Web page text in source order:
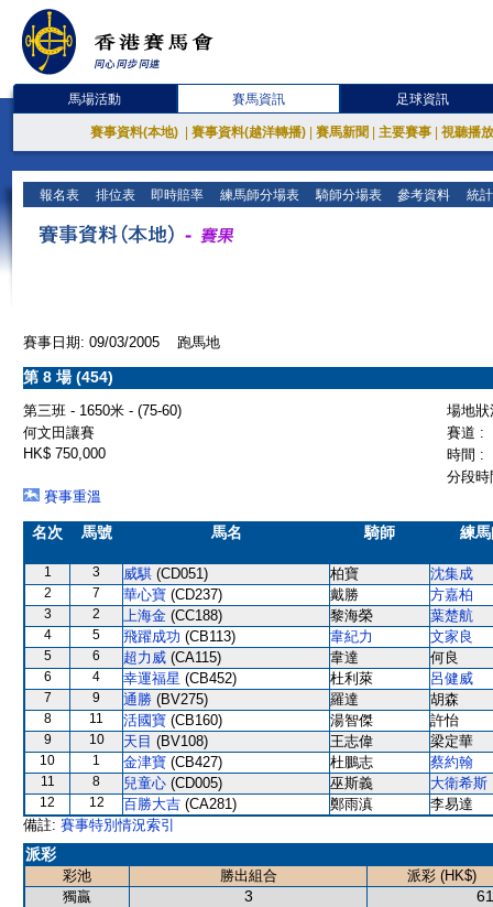
馬場活動 賽馬資訊 足球資訊
賽事資料(本地) 賽事資料(越洋轉播) 賽馬新聞 主要賽事 視聽播
報名表 排位表 即時賠率 練馬師分場表 騎師分場表 參考資料 統
賽事日期: 09/03/2005 跑馬地
第 8 場 (454)
第三班 - 1650米 - (75-60)
場地
何文田讓賽
賽道 :
HK$ 750,000
時間 :
分段
賽事重溫
名次 馬號 馬名 騎師 練
1 3 威騏 (CD051) 柏寶 沈集成
2 7 華心寶 (CD237) 戴勝 方嘉柏
3 2 上海金 (CC188) 黎海榮 葉楚航
4 5 飛躍成功 (CB113) 韋紀力 文家良
5 6 超力威 (CA115) 韋達 何良
6 4 幸運福星 (CB452) 杜利萊 呂健威
7 9 通勝 (BV275) 羅達 胡森
8 11 活國寶 (CB160) 湯智傑 許怡
9 10 天目 (BV108) 王志偉 梁定華
10 1 金津寶 (CB427) 杜鵬志 蔡約翰
11 8 兒童心 (CD005) 巫斯義 大衛希斯
12 12 百勝大吉 (CA281) 鄭雨滇
李易達
備註: 賽事特別情況索引
派彩
彩池 勝出組合
派彩 (HK$)
獨贏
3